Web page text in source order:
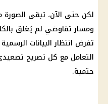
لكن حتى الآن، تبقى الصورة
ومسار تفاوضي لم يُغلق
تفرض انتظار البيانات
التعامل مع كل تصريح تصعيدي
حتمية.